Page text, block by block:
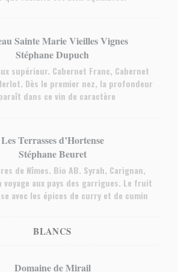
Sainte Marie Vieilles Vignes
Stéphane Dupuch
supérieur. Cabernet Franc, Cabernet
Dès le premier nez, la profondeur
dans ce vin de caractère
Les Terrasses d’Hortense
Stéphane Beuret
de Nîmes. Bio AB. Syrah, Carignan,
voyage aux pays des garrigues. Le fruit
avec les épices de curry et de cumin
BLANCS
Domaine de Mirail